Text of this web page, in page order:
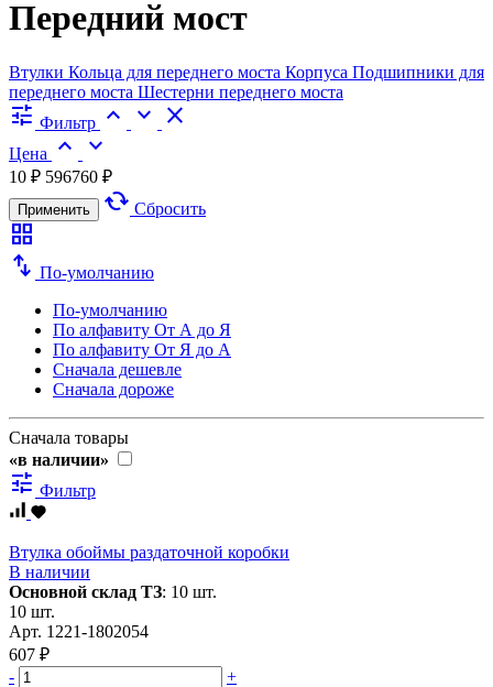
Передний мост
Втулки Кольца для переднего моста Корпуса Подшипники для
переднего моста Шестерни переднего моста
tune Фильтр expand_less expand_more close
Цена expand_less expand_more
10 ₽ 596760 ₽
Применить cached Сбросить
grid_view
swap_vert По-умолчанию
По-умолчанию
По алфавиту От А до Я
По алфавиту От Я до А
Сначала дешевле
Сначала дороже
Сначала товары
«в наличии»
tune Фильтр
Втулка обоймы раздаточной коробки
В наличии
Основной склад ТЗ: 10 шт.
10 шт.
Арт. 1221-1802054
607 ₽
-
+